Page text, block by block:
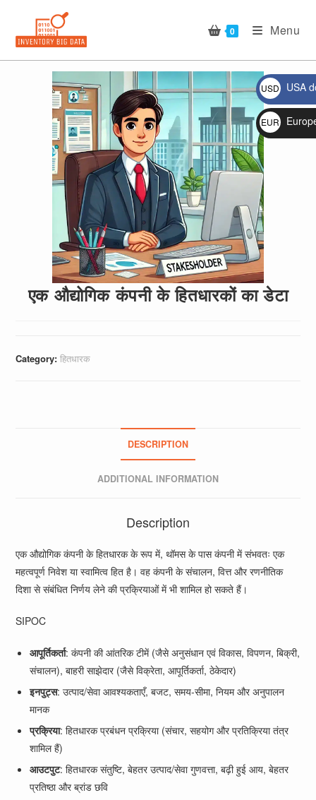
content
0 Menu
🔍
एक औद्योगिक कंपनी के हितधारकों का डेटा
Category:हितधारक
DESCRIPTION
ADDITIONAL INFORMATION
Description
एक औद्योगिक कंपनी के हितधारक के रूप में, थॉमस के पास कंपनी में संभवतः एक
महत्वपूर्ण निवेश या स्वामित्व हित है। वह कंपनी के संचालन, वित्त और रणनीतिक
दिशा से संबंधित निर्णय लेने की प्रक्रियाओं में भी शामिल हो सकते हैं।
SIPOC
आपूर्तिकर्ता: कंपनी की आंतरिक टीमें (जैसे अनुसंधान एवं विकास, विपणन, बिक्री,
संचालन), बाहरी साझेदार (जैसे विक्रेता, आपूर्तिकर्ता, ठेकेदार)
इनपुट्स: उत्पाद/सेवा आवश्यकताएँ, बजट, समय-सीमा, नियम और अनुपालन
मानक
प्रक्रिया: हितधारक प्रबंधन प्रक्रिया (संचार, सहयोग और प्रतिक्रिया तंत्र
शामिल हैं)
आउटपुट: हितधारक संतुष्टि, बेहतर उत्पाद/सेवा गुणवत्ता, बढ़ी हुई आय, बेहतर
प्रतिष्ठा और ब्रांड छवि
USD
$
USA
EUR
€